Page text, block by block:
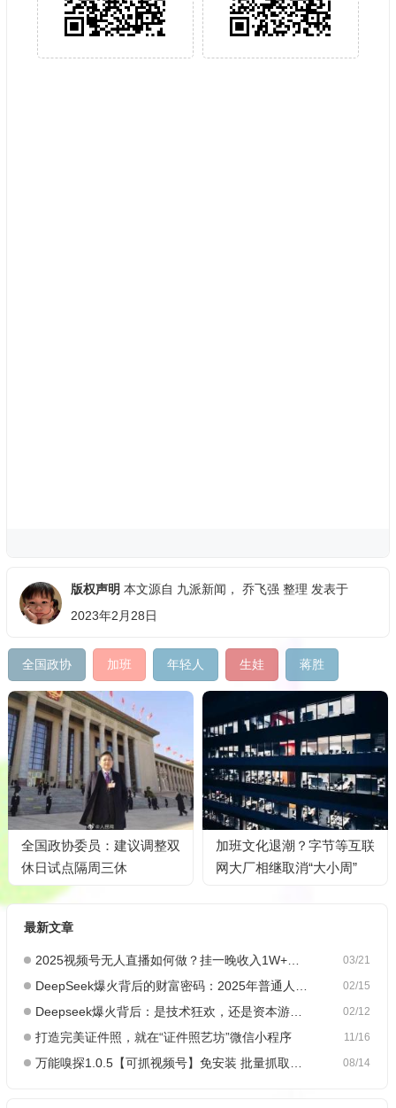
版权声明 本文源自 九派新闻 ， 乔飞强 整理 发表于
2023年2月28日
全国政协 加班 年轻人 生娃 蒋胜
全国政协委员：建议调整双
休日试点隔周三休
加班文化退潮？字节等互联
网大厂相继取消“大小周”
最新文章
03/21
2025视频号无人直播如何做？挂一晚收入1W+，这份教程，小白可做~
02/15
DeepSeek爆火背后的财富密码：2025年普通人如何抓住AI创业风口？
02/12
Deepseek爆火背后：是技术狂欢，还是资本游戏？
11/16
打造完美证件照，就在“证件照艺坊”微信小程序
08/14
万能嗅探1.0.5【可抓视频号】免安装 批量抓取媒体文件